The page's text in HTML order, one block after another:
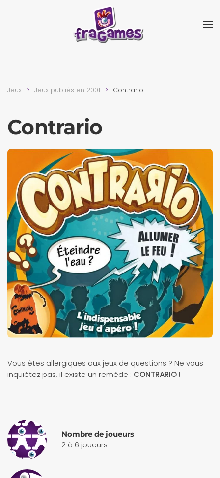
Skip to main content
Jeux Jeux publiés en 2001 Contrario
Contrario
Vous êtes allergiques aux jeux de questions ? Ne vous
inquiétez pas, il existe un remède : CONTRARIO !
Nombre de joueurs
2 à 6 joueurs